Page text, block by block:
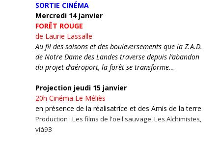
SORTIE CINÉMA
Mercredi 14 janvier
FORÊT ROUGE
de Laurie Lassalle
Au fil des saisons et des bouleversements que la Z.A.D.
de Notre Dame des Landes traverse depuis l’abandon
du projet d’aéroport, la forêt se transforme…
Projection jeudi 15 janvier
20h Cinéma Le Méliès
en présence de la réalisatrice et des Amis de la terre
Production : Les films de l'oeil sauvage, Les Alchimistes,
vià93